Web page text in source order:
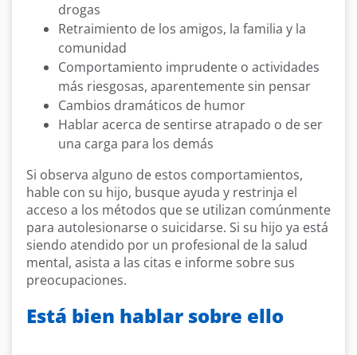
drogas
Retraimiento de los amigos, la familia y la
comunidad
Comportamiento imprudente o actividades
más riesgosas, aparentemente sin pensar
Cambios dramáticos de humor
Hablar acerca de sentirse atrapado o de ser
una carga para los demás
Si observa alguno de estos comportamientos,
hable con su hijo, busque ayuda y restrinja el
acceso a los métodos que se utilizan comúnmente
para autolesionarse o suicidarse. Si su hijo ya está
siendo atendido por un profesional de la salud
mental, asista a las citas e informe sobre sus
preocupaciones.
Está bien hablar sobre ello